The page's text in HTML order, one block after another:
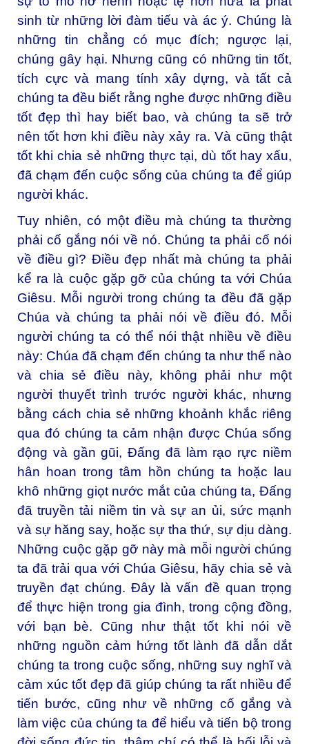
sinh từ những lời đàm tiếu và ác ý. Chúng là
những tin chẳng có mục đích; ngược lại,
chúng gây hại. Nhưng cũng có những tin tốt,
tích cực và mang tính xây dựng, và tất cả
chúng ta đều biết rằng nghe được những điều
tốt đẹp thì hay biết bao, và chúng ta sẽ trở
nên tốt hơn khi điều này xảy ra. Và cũng thật
tốt khi chia sẻ những thực tại, dù tốt hay xấu,
đã chạm đến cuộc sống của chúng ta để giúp
người khác.
Tuy nhiên, có một điều mà chúng ta thường
phải cố gắng nói về nó. Chúng ta phải cố nói
về điều gì? Điều đẹp nhất mà chúng ta phải
kể ra là cuộc gặp gỡ của chúng ta với Chúa
Giêsu. Mỗi người trong chúng ta đều đã gặp
Chúa và chúng ta phải nói về điều đó. Mỗi
người chúng ta có thể nói thật nhiều về điều
này: Chúa đã chạm đến chúng ta như thế nào
và chia sẻ điều này, không phải như một
người thuyết trình trước người khác, nhưng
bằng cách chia sẻ những khoảnh khắc riêng
qua đó chúng ta cảm nhận được Chúa sống
động và gần gũi, Đấng đã làm rạo rực niềm
hân hoan trong tâm hồn chúng ta hoặc lau
khô những giọt nước mắt của chúng ta, Đấng
đã truyền tải niềm tin và sự an ủi, sức mạnh
và sự hăng say, hoặc sự tha thứ, sự dịu dàng.
Những cuộc gặp gỡ này mà mỗi người chúng
ta đã trải qua với Chúa Giêsu, hãy chia sẻ và
truyền đạt chúng. Đây là vấn đề quan trọng
để thực hiện trong gia đình, trong cộng đồng,
với bạn bè. Cũng như thật tốt khi nói về
những nguồn cảm hứng tốt lành đã dẫn dắt
chúng ta trong cuộc sống, những suy nghĩ và
cảm xúc tốt đẹp đã giúp chúng ta rất nhiều để
tiến bước, cũng như về những cố gắng và
làm việc của chúng ta để hiểu và tiến bộ trong